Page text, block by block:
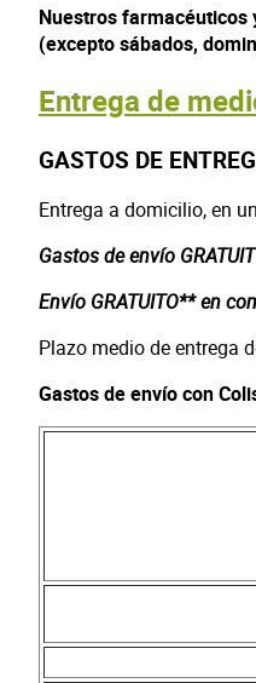
Nuestros farmacéuticos
(excepto sábados,
Entrega de
GASTOS DE
Entrega a domicilio, en
Gastos de envío
Envío GRATUITO** en
Plazo medio de entrega
Gastos de envío con